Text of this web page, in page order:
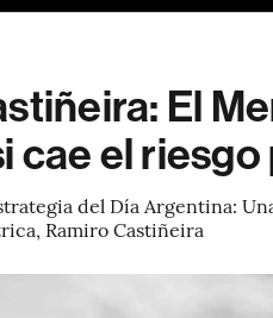
El
cae el riesgo
del Día Argentina:
Ramiro Castiñeira